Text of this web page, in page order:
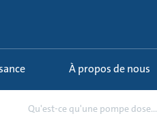
À propos de nous
Qu'est-ce qu'une pompe dose...